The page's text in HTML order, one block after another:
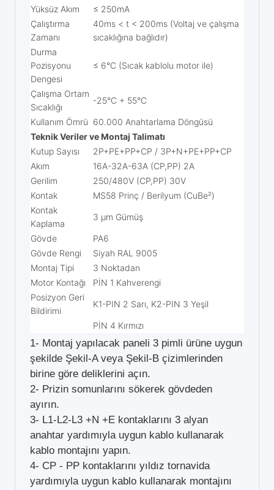
Yüksüz Akım
≤ 250mA
Çalıştırma
Zamanı
40ms < t < 200ms (Voltaj ve çalışma
sıcaklığına bağlıdır)
Durma
Pozisyonu
Dengesi
≤ 6°C (Sıcak kablolu motor ile)
Çalışma Ortam
Sıcaklığı
-25°C + 55°C
Kullanım Ömrü 60.000 Anahtarlama Döngüsü
Teknik Veriler ve Montaj Talimatı
Kutup Sayısı
2P+PE+PP+CP / 3P+N+PE+PP+CP
Akım
16A-32A-63A (CP,PP) 2A
Gerilim
250/480V (CP,PP) 30V
Kontak
MS58 Prinç / Berilyum (CuBe²)
Kontak
Kaplama
3 μm Gümüş
Gövde
PA6
Gövde Rengi
Siyah RAL 9005
Montaj Tipi
3 Noktadan
Motor Kontağı
PİN 1 Kahverengi
Posizyon Geri
Bildirimi
K1-PIN 2 Sarı, K2-PIN 3 Yeşil
PİN 4 Kırmızı
1- Montaj yapılacak paneli 3 pimli ürüne uygun
şekilde Şekil-A veya Şekil-B çizimlerinden
birine göre deliklerini açın.
2- Prizin somunlarını sökerek gövdeden
ayırın.
3- L1-L2-L3 +N +E kontaklarını 3 alyan
anahtar yardımıyla uygun kablo kullanarak
kablo montajını yapın.
4- CP - PP kontaklarını yıldız tornavida
yardımıyla uygun kablo kullanarak montajını